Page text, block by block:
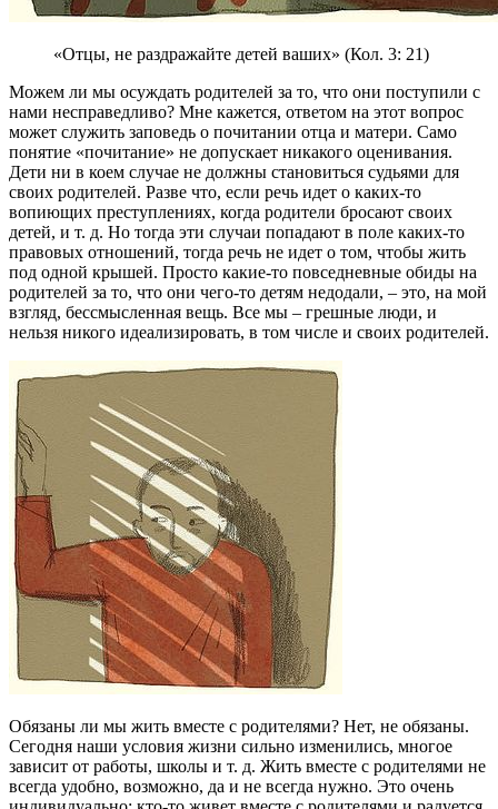
«Отцы, не раздражайте детей ваших» (Кол. 3: 21)
Можем ли мы осуждать родителей за то, что они поступили с
нами несправедливо? Мне кажется, ответом на этот вопрос
может служить заповедь о почитании отца и матери. Само
понятие «почитание» не допускает никакого оценивания.
Дети ни в коем случае не должны становиться судьями для
своих родителей. Разве что, если речь идет о каких-то
вопиющих преступлениях, когда родители бросают своих
детей, и т. д. Но тогда эти случаи попадают в поле каких-то
правовых отношений, тогда речь не идет о том, чтобы жить
под одной крышей. Просто какие-то повседневные обиды на
родителей за то, что они чего-то детям недодали, – это, на мой
взгляд, бессмысленная вещь. Все мы – грешные люди, и
нельзя никого идеализировать, в том числе и своих родителей.
Обязаны ли мы жить вместе с родителями? Нет, не обязаны.
Сегодня наши условия жизни сильно изменились, многое
зависит от работы, школы и т. д. Жить вместе с родителями не
всегда удобно, возможно, да и не всегда нужно. Это очень